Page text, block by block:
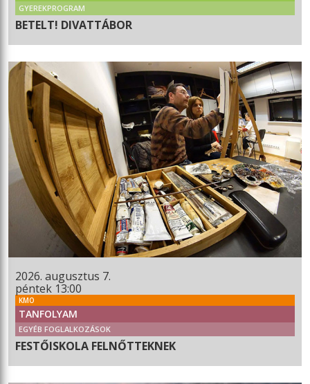
GYEREKPROGRAM
BETELT! DIVATTÁBOR
2026. augusztus 7.
péntek 13:00
KMO
TANFOLYAM
EGYÉB FOGLALKOZÁSOK
FESTŐISKOLA FELNŐTTEKNEK